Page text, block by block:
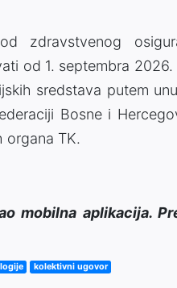
zdravstvenog
od 1. septembra
sredstava putem
Bosne i
organa TK.
mobilna aplikacija.
kolektivni ugovor